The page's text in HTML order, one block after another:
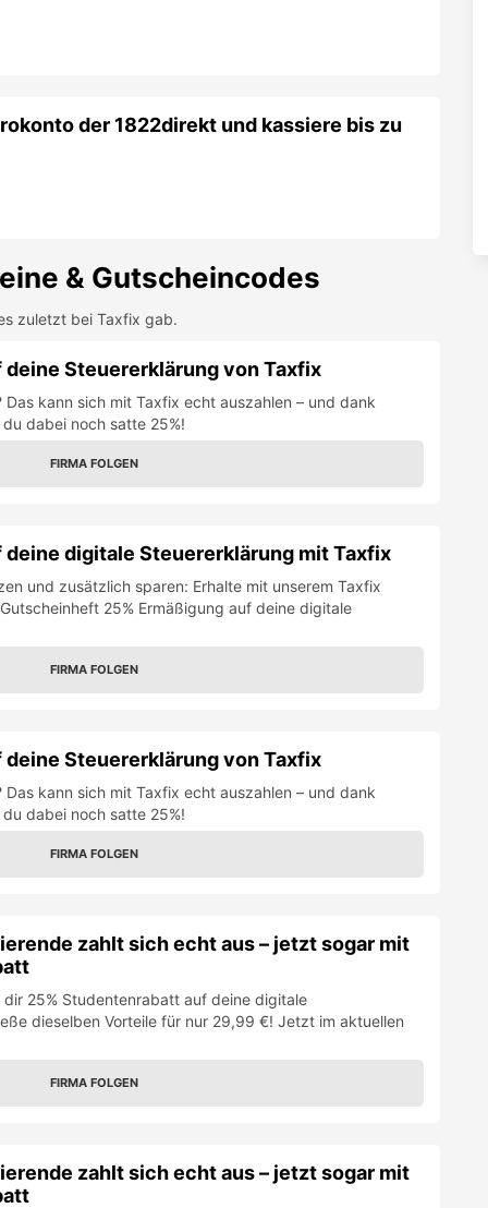
der 1822direkt und kassiere bis zu
& Gutscheincodes
zuletzt bei Taxfix gab.
Steuererklärung von Taxfix
kann sich mit Taxfix echt auszahlen – und dank
dabei noch satte 25%!
FIRMA FOLGEN
digitale Steuererklärung mit Taxfix
und zusätzlich sparen: Erhalte mit unserem Taxfix
25% Ermäßigung auf deine digitale
FIRMA FOLGEN
Steuererklärung von Taxfix
kann sich mit Taxfix echt auszahlen – und dank
dabei noch satte 25%!
FIRMA FOLGEN
zahlt sich echt aus – jetzt sogar mit
25% Studentenrabatt auf deine digitale
dieselben Vorteile für nur 29,99 €! Jetzt im aktuellen
FIRMA FOLGEN
zahlt sich echt aus – jetzt sogar mit